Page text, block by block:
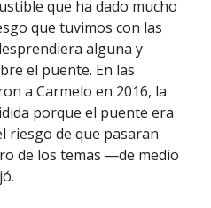
que ha dado mucho
que tuvimos con las
alguna y
el puente. En las
a Carmelo en 2016, la
porque el puente era
riesgo de que pasaran
de los temas —de medio